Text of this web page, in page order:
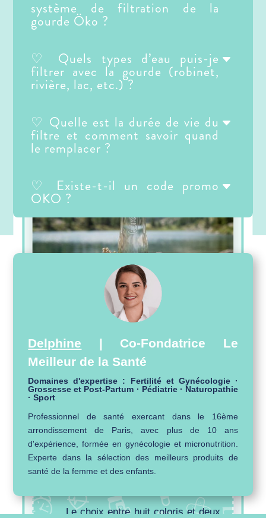
VOIR LE PRODUIT
ON AIME…
La filtration instantanée par simple
temps d’attente
La capacité du filtre, qui traite
jusqu’à 378 litres avant
remplacement, soit l’équivalent de
Le choix entre huit coloris et deux
système de filtration de la
gourde Öko ?
♡ Quels types d’eau puis-je
filtrer avec la gourde (robinet,
rivière, lac, etc.) ?
♡ Quelle est la durée de vie du
filtre et comment savoir quand
le remplacer ?
♡ Existe-t-il un code promo
OKO ?
Delphine | Co-Fondatrice Le
Meilleur de la Santé
Domaines d'expertise : Fertilité et Gynécologie ·
Grossesse et Post-Partum · Pédiatrie · Naturopathie
· Sport
Professionnel de santé exercant dans le 16ème
arrondissement de Paris, avec plus de 10 ans
d'expérience, formée en gynécologie et micronutrition.
Experte dans la sélection des meilleurs produits de
santé de la femme et des enfants.